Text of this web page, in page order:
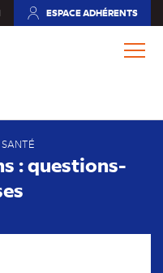
ESPACE ADHÉRENTS
(NOUVEL
: questions-